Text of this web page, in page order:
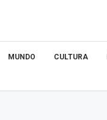
MUNDO CULTURA